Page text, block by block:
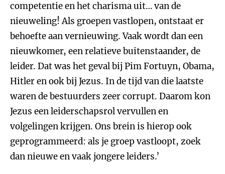
competentie en het charisma uit… van de
nieuweling! Als groepen vastlopen, ontstaat er
behoefte aan vernieuwing. Vaak wordt dan een
nieuwkomer, een relatieve buitenstaander, de
leider. Dat was het geval bij Pim Fortuyn, Obama,
Hitler en ook bij Jezus. In de tijd van die laatste
waren de bestuurders zeer corrupt. Daarom kon
Jezus een leiderschapsrol vervullen en
volgelingen krijgen. Ons brein is hierop ook
geprogrammeerd: als je groep vastloopt, zoek
dan nieuwe en vaak jongere leiders.’